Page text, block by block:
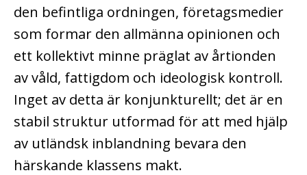
den befintliga ordningen, företagsmedier
som formar den allmänna opinionen och
ett kollektivt minne präglat av årtionden
av våld, fattigdom och ideologisk kontroll.
Inget av detta är konjunkturellt; det är en
stabil struktur utformad för att med hjälp
av utländsk inblandning bevara den
härskande klassens makt.